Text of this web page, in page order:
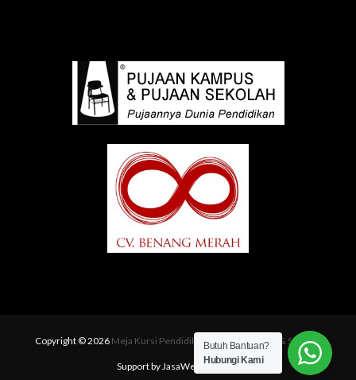
Copyright © 2026 Meja Kursi Pendidikan | Pujaan Kampus & Sekolah
Support by JasaWebSEO.com
Butuh Bantuan?
Hubungi Kami